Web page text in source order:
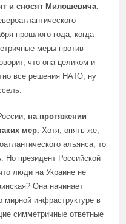
и сносят Милошевича.
прошлого года, когда
меры против
что она целиком и
все решения НАТО, ну
на протяжении
мер.Хотя, опять же,
альянса, то
Но президент Российской
люди на Украине не
Она начинает
мирной инфраструктуре в
симметричные ответные